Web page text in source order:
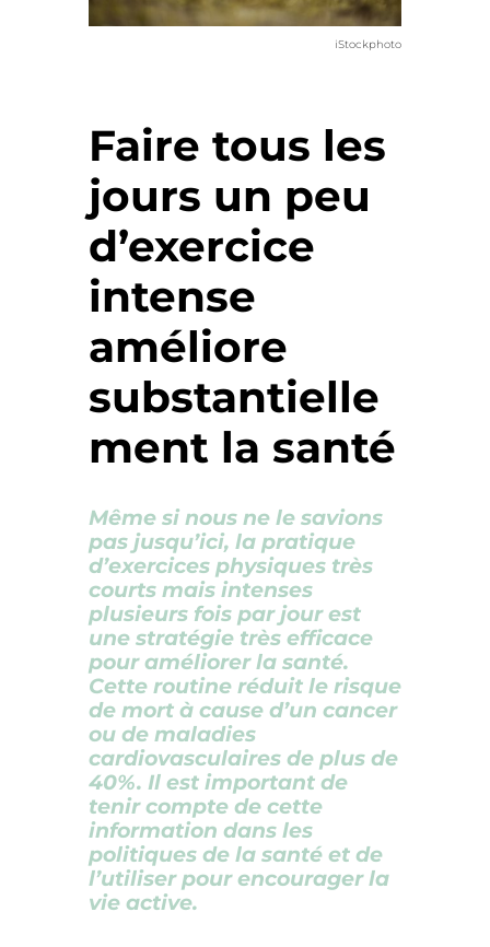
iStockphoto
Faire tous les
jours un peu
d’exercice
intense
améliore
substantielle
ment la santé
Même si nous ne le savions
pas jusqu’ici, la pratique
d’exercices physiques très
courts mais intenses
plusieurs fois par jour est
une stratégie très efficace
pour améliorer la santé.
Cette routine réduit le risque
de mort à cause d’un cancer
ou de maladies
cardiovasculaires de plus de
40%. Il est important de
tenir compte de cette
information dans les
politiques de la santé et de
l’utiliser pour encourager la
vie active.